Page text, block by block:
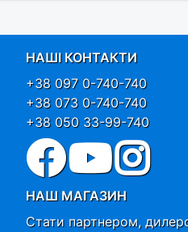
НАШІ КОНТАКТИ
+38 097 0-740-740
+38 073 0-740-740
+38 050 33-99-740
НАШ МАГАЗИН
Стати партнером,